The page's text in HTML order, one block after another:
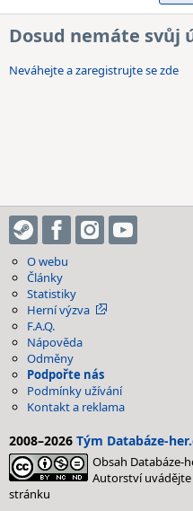
Dosud nemáte svůj
Neváhejte a zaregistrujte se zde
O webu
Články
Statistiky
Herní výzva
F.A.Q.
Nápověda
Odměny
Podpořte nás
Podmínky užívání
Kontakt a reklama
2008–2026 Tým Databáze-
Obsah Databáze-
Autorství
stránku